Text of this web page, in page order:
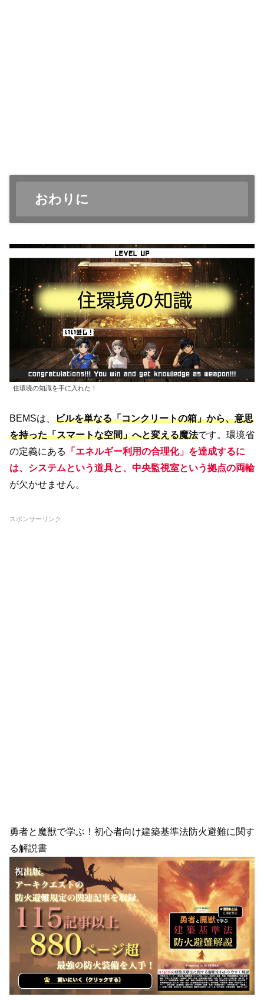
おわりに
住環境の知識を手に入れた！
BEMSは、 ビルを単なる「コンクリートの箱」から、意思
を持った「スマートな空間」へと変える魔法です。環境省
の定義にある
「エネルギー利用の合理化」を達成するに
は、システムという道具と、中央監視室という拠点の両輪
が欠かせません。
スポンサーリンク
勇者と魔獣で学ぶ！初心者向け建築基準法防火避難に関す
る解説書